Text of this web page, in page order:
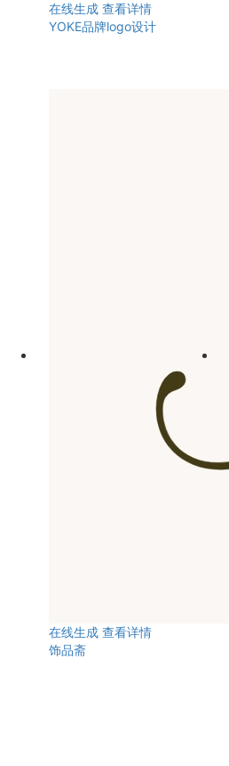
在线生成 查看详情
YOKE品牌logo设计
在线生成 查看详情
饰品斋